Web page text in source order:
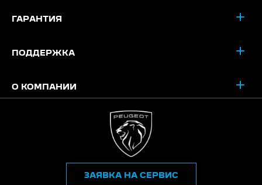
ГАРАНТИЯ
ПОДДЕРЖКА
О КОМПАНИИ
ЗАЯВКА НА СЕРВИС